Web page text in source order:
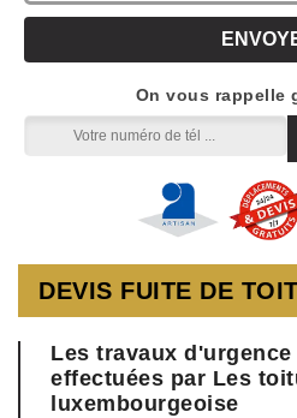
On vous rappelle
DEVIS FUITE DE
Les travaux
effectuées par Les
luxembourgeoise